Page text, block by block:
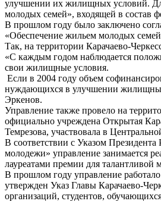
улучшении их жилищных условий.
молодых семей», входящей в состав
В прошлом году было заключено
«Обеспечение жильем молодых
Так, на территории Карачаево-
«С каждым годом наблюдается
свои жилищные условия.
Если в 2004 году объем
нуждающихся в улучшении
Эркенов.
Управление также провело на
официально учреждена Открытая
Темрезова, участвовала в
В соответствии с Указом
молодежи» управление занимается
лауреатами премии для талантливой
В прошлом году управление
утвержден Указ Главы Карачаево-
организаций, студентов,